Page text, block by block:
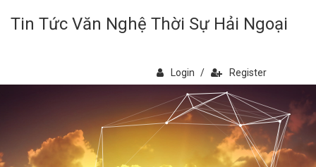
Tin Tức Văn Nghệ Thời Sự Hải Ngoại
Login / Register